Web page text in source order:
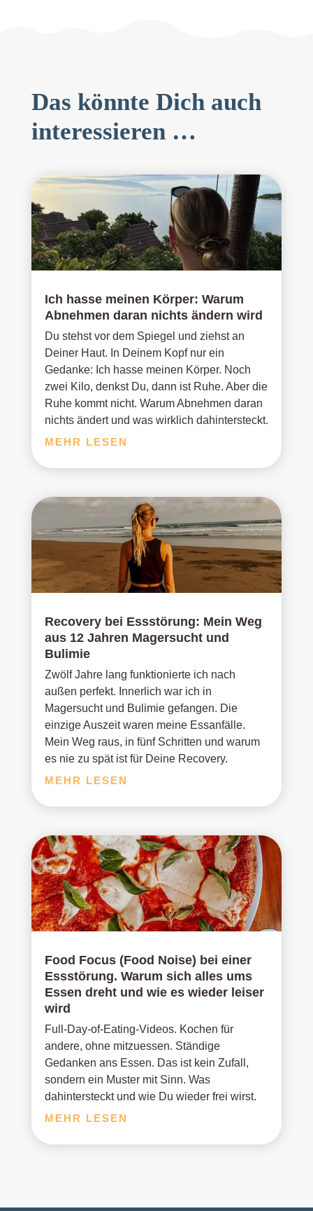
Das könnte Dich auch
interessieren …
Ich hasse meinen Körper: Warum
Abnehmen daran nichts ändern wird
Du stehst vor dem Spiegel und ziehst an
Deiner Haut. In Deinem Kopf nur ein
Gedanke: Ich hasse meinen Körper. Noch
zwei Kilo, denkst Du, dann ist Ruhe. Aber die
Ruhe kommt nicht. Warum Abnehmen daran
nichts ändert und was wirklich dahintersteckt.
MEHR LESEN
Recovery bei Essstörung: Mein Weg
aus 12 Jahren Magersucht und
Bulimie
Zwölf Jahre lang funktionierte ich nach
außen perfekt. Innerlich war ich in
Magersucht und Bulimie gefangen. Die
einzige Auszeit waren meine Essanfälle.
Mein Weg raus, in fünf Schritten und warum
es nie zu spät ist für Deine Recovery.
MEHR LESEN
Food Focus (Food Noise) bei einer
Essstörung. Warum sich alles ums
Essen dreht und wie es wieder leiser
wird
Full-Day-of-Eating-Videos. Kochen für
andere, ohne mitzuessen. Ständige
Gedanken ans Essen. Das ist kein Zufall,
sondern ein Muster mit Sinn. Was
dahintersteckt und wie Du wieder frei wirst.
MEHR LESEN